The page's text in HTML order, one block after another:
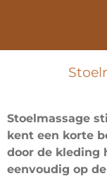
naar
Stoelmassage
kent een korte
door de kleding
eenvoudig op